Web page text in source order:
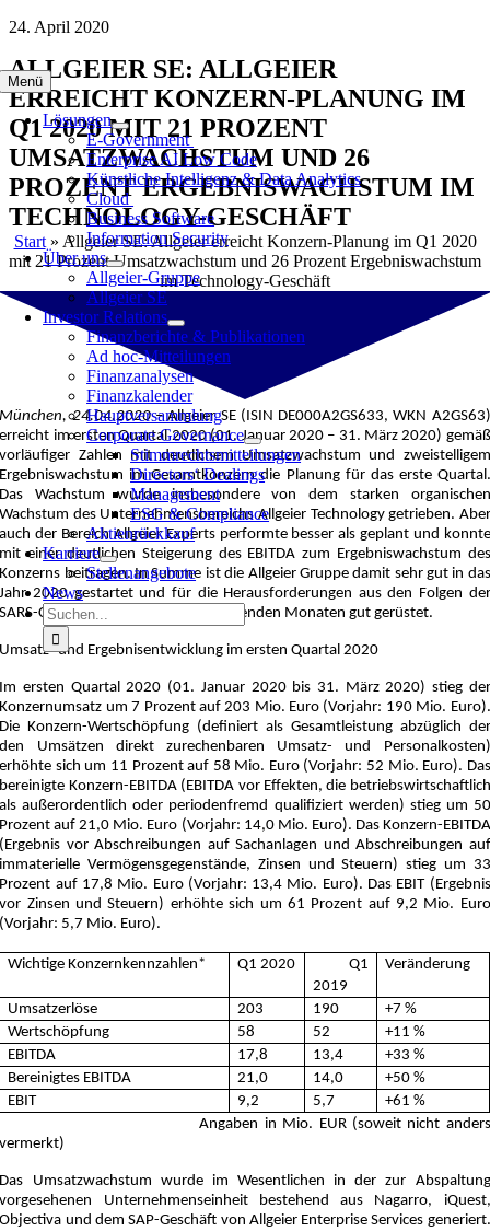
Zum
springen
Menü
Lösungen
E-Government
Enterprise AI Low Code
Künstliche Intelligenz & Data Analytics
Cloud
Business Software
Information Security
Über uns
Allgeier-Gruppe
Allgeier SE
Investor Relations
Finanzberichte & Publikationen
Ad hoc-Mitteilungen
Finanzanalysen
Finanzkalender
Hauptversammlung
Corporate Governance
Stimmrechtsmitteilungen
Directors‘ Dealings
Management
ESG & Compliance
Aktienrückkauf
Karriere
Stellenangebote
News
Suche
nach:
24. April 2020
ALLGEIER SE: ALLGEIER
ERREICHT KONZERN-PLANUNG IM
Q1 2020 MIT 21 PROZENT
UMSATZWACHSTUM UND 26
PROZENT ERGEBNISWACHSTUM IM
TECHNOLOGY-GESCHÄFT
Start» Allgeier SE: Allgeier erreicht Konzern-Planung im Q1 2020
mit 21 Prozent Umsatzwachstum und 26 Prozent Ergebniswachstum
im Technology-Geschäft
München, 24.04.2020 –Allgeier SE (ISIN DE000A2GS633, WKN A2GS63)
erreicht im ersten Quartal 2020 (01. Januar 2020 – 31. März 2020) gemäß
vorläufiger Zahlen mit deutlichem Umsatzwachstum und zweistelligem
Ergebniswachstum im Gesamtkonzern die Planung für das erste Quartal.
Das Wachstum wurde insbesondere von dem starken organischen
Wachstum des Unternehmensbereichs Allgeier Technology getrieben. Aber
auch der Bereich Allgeier Experts performte besser als geplant und konnte
mit einer deutlichen Steigerung des EBITDA zum Ergebniswachstum des
Konzerns beitragen. In Summe ist die Allgeier Gruppe damit sehr gut in das
Jahr 2020 gestartet und für die Herausforderungen aus den Folgen der
SARS-CoV-2-Pandemie in den kommenden Monaten gut gerüstet.
Umsatz- und Ergebnisentwicklung im ersten Quartal 2020
Im ersten Quartal 2020 (01. Januar 2020 bis 31. März 2020) stieg der
Konzernumsatz um 7 Prozent auf 203 Mio. Euro (Vorjahr: 190 Mio. Euro).
Die Konzern-Wertschöpfung (definiert als Gesamtleistung abzüglich der
den Umsätzen direkt zurechenbaren Umsatz- und Personalkosten)
erhöhte sich um 11 Prozent auf 58 Mio. Euro (Vorjahr: 52 Mio. Euro). Das
bereinigte Konzern-EBITDA (EBITDA vor Effekten, die betriebswirtschaftlich
als außerordentlich oder periodenfremd qualifiziert werden) stieg um 50
Prozent auf 21,0 Mio. Euro (Vorjahr: 14,0 Mio. Euro). Das Konzern-EBITDA
(Ergebnis vor Abschreibungen auf Sachanlagen und Abschreibungen auf
immaterielle Vermögensgegenstände, Zinsen und Steuern) stieg um 33
Prozent auf 17,8 Mio. Euro (Vorjahr: 13,4 Mio. Euro). Das EBIT (Ergebnis
vor Zinsen und Steuern) erhöhte sich um 61 Prozent auf 9,2 Mio. Euro
(Vorjahr: 5,7 Mio. Euro).
Wichtige Konzernkennzahlen* Q1 2020
Q1
2019
Veränderung
Umsatzerlöse 203 190
+7 %
Wertschöpfung
58 52
+11 %
EBITDA
17,8 13,4
+33 %
Bereinigtes EBITDA
21,0 14,0
+50 %
EBIT
9,2 5,7
+61 %
*Gesamt-Konzern nach IFRS,Angaben in Mio. EUR (soweit nicht anders
vermerkt)
Das Umsatzwachstum wurde im Wesentlichen in der zur Abspaltung
vorgesehenen Unternehmenseinheit bestehend aus Nagarro, iQuest,
Objectiva und dem SAP-Geschäft von Allgeier Enterprise Services generiert.